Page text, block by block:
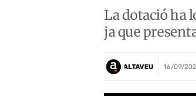
La dotació ha
ja que
ALTAVEU 16/09/